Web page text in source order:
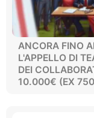
ANCORA FINO
L'APPELLO DI
DEI
10.000€ (EX